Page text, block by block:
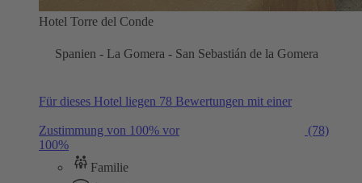
Hotel Torre del Conde
Spanien - La Gomera - San Sebastián de la Gomera
Für dieses Hotel liegen 78 Bewertungen mit einer
Zustimmung von 100% vor
(78)
100%
Familie